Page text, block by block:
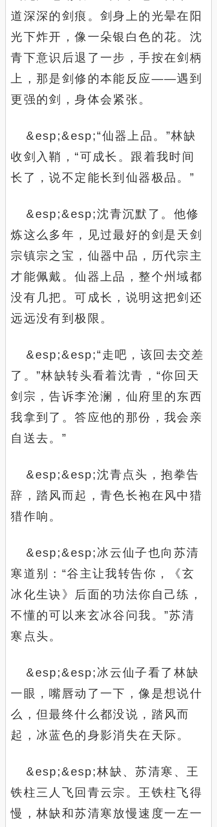
道深深的剑痕。剑身上的光晕在阳
光下炸开，像一朵银白色的花。沈
青下意识后退了一步，手按在剑柄
上，那是剑修的本能反应——遇到
更强的剑，身体会紧张。
&esp;&esp;“仙器上品。”林缺
收剑入鞘，“可成长。跟着我时间
长了，说不定能长到仙器极品。”
&esp;&esp;沈青沉默了。他修
炼这么多年，见过最好的剑是天剑
宗镇宗之宝，仙器中品，历代宗主
才能佩戴。仙器上品，整个州域都
没有几把。可成长，说明这把剑还
远远没有到极限。
&esp;&esp;“走吧，该回去交差
了。”林缺转头看着沈青，“你回天
剑宗，告诉李沧澜，仙府里的东西
我拿到了。答应他的那份，我会亲
自送去。”
&esp;&esp;沈青点头，抱拳告
辞，踏风而起，青色长袍在风中猎
猎作响。
&esp;&esp;冰云仙子也向苏清
寒道别：“谷主让我转告你，《玄
冰化生诀》后面的功法你自己练，
不懂的可以来玄冰谷问我。”苏清
寒点头。
&esp;&esp;冰云仙子看了林缺
一眼，嘴唇动了一下，像是想说什
么，但最终什么都没说，踏风而
起，冰蓝色的身影消失在天际。
&esp;&esp;林缺、苏清寒、王
铁柱三人飞回青云宗。王铁柱飞得
慢，林缺和苏清寒放慢速度一左一